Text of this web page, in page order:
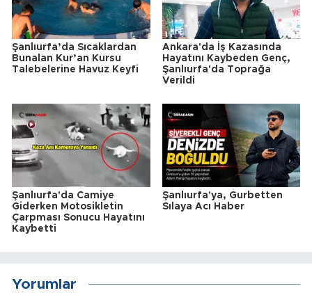
Şanlıurfa’da Sıcaklardan
Bunalan Kur’an Kursu
Talebelerine Havuz Keyfi
Ankara'da İş Kazasında
Hayatını Kaybeden Genç,
Şanlıurfa'da Toprağa
Verildi
Şanlıurfa'da Camiye
Giderken Motosikletin
Çarpması Sonucu Hayatını
Kaybetti
Şanlıurfa'ya, Gurbetten
Sılaya Acı Haber
Yorumlar